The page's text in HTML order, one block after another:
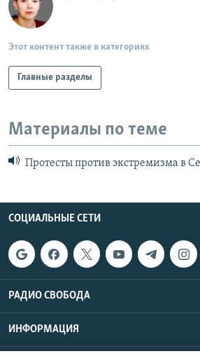
Этот контент также в категориях
Главные разделы
Материалы по теме
Протесты против экстремизма в
СОЦИАЛЬНЫЕ СЕТИ
РАДИО СВОБОДА
ИНФОРМАЦИЯ